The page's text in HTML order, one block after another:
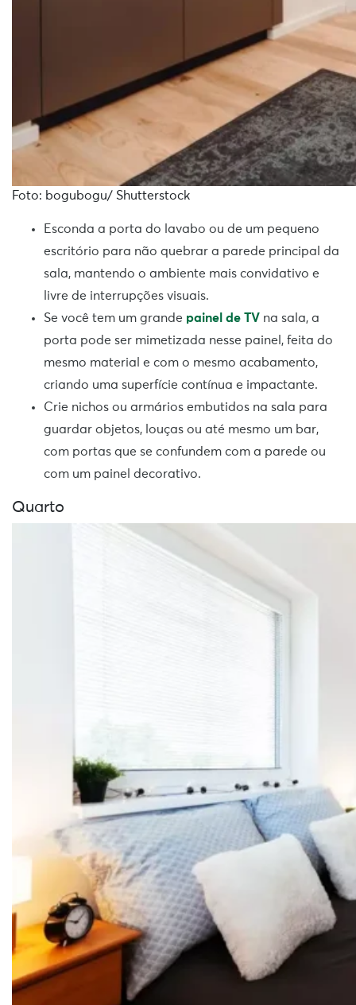
Foto: bogubogu/ Shutterstock
Esconda a porta do lavabo ou de um pequeno
escritório para não quebrar a parede principal da
sala, mantendo o ambiente mais convidativo e
livre de interrupções visuais.
Se você tem um grande painel de TV na sala, a
porta pode ser mimetizada nesse painel, feita do
mesmo material e com o mesmo acabamento,
criando uma superfície contínua e impactante.
Crie nichos ou armários embutidos na sala para
guardar objetos, louças ou até mesmo um bar,
com portas que se confundem com a parede ou
com um painel decorativo.
Quarto